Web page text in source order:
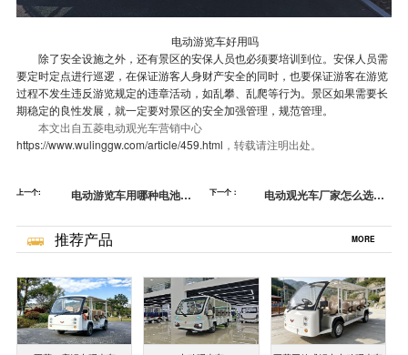
电动游览车好用吗
除了安全设施之外，还有景区的安保人员也必须要培训到位。安保人员需
要定时定点进行巡逻，在保证游客人身财产安全的同时，也要保证游客在游览
过程不发生违反游览规定的违章活动，如乱攀、乱爬等行为。景区如果需要长
期稳定的良性发展，就一定要对景区的安全加强管理，规范管理。
本文出自五菱电动观光车营销中心
https://www.wulinggw.com/article/459.html ，转载请注明出处。
上一个:
电动游览车用哪种电池合
菱]
下一个：
电动观光车厂家怎么选？-
推荐产品 MORE